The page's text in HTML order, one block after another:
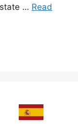
… Read